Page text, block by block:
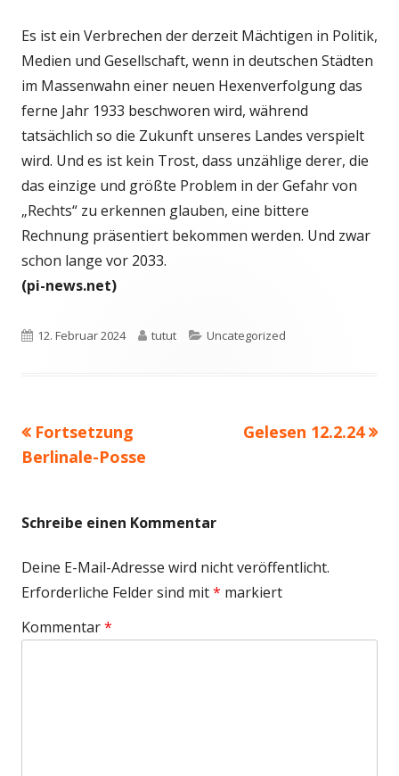
Es ist ein Verbrechen der derzeit Mächtigen in Politik,
Medien und Gesellschaft, wenn in deutschen Städten
im Massenwahn einer neuen Hexenverfolgung das
ferne Jahr 1933 beschworen wird, während
tatsächlich so die Zukunft unseres Landes verspielt
wird. Und es ist kein Trost, dass unzählige derer, die
das einzige und größte Problem in der Gefahr von
„Rechts“ zu erkennen glauben, eine bittere
Rechnung präsentiert bekommen werden. Und zwar
schon lange vor 2033.
(pi-news.net)
Veröffentlicht
12. Februar 2024 Autor
tutut Kategorien
Uncategorized
Beitragsnavigation
Vorheriger
Beitrag:
Fortsetzung
Berlinale-Posse
Nächster
Gelesen 12.2.24
Schreibe einen Kommentar
Deine E-Mail-Adresse wird nicht veröffentlicht.
Erforderliche Felder sind mit* markiert
Kommentar*